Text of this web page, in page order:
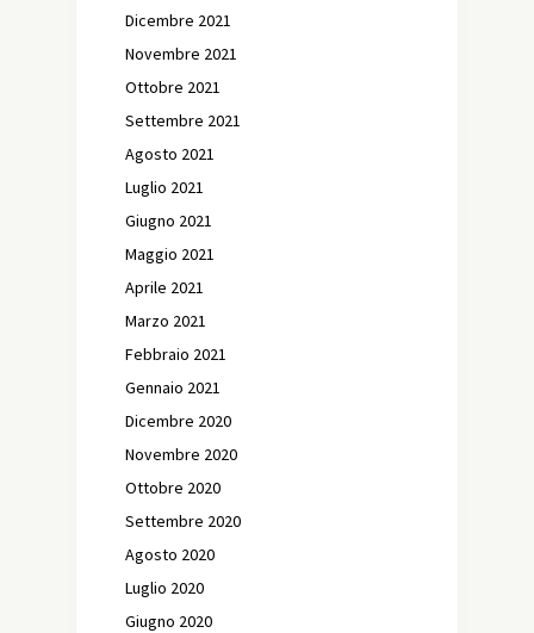
Dicembre 2021
Novembre 2021
Ottobre 2021
Settembre 2021
Agosto 2021
Luglio 2021
Giugno 2021
Maggio 2021
Aprile 2021
Marzo 2021
Febbraio 2021
Gennaio 2021
Dicembre 2020
Novembre 2020
Ottobre 2020
Settembre 2020
Agosto 2020
Luglio 2020
Giugno 2020